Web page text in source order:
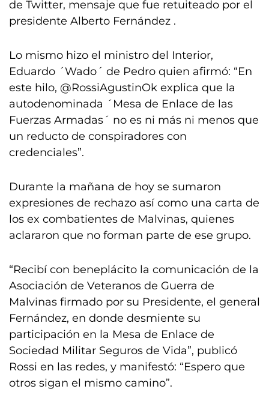
de Twitter, mensaje que fue retuiteado por el
presidente Alberto Fernández .
Lo mismo hizo el ministro del Interior,
Eduardo ´Wado´ de Pedro quien afirmó: “En
este hilo, @RossiAgustinOk explica que la
autodenominada ´Mesa de Enlace de las
Fuerzas Armadas´ no es ni más ni menos que
un reducto de conspiradores con
credenciales”.
Durante la mañana de hoy se sumaron
expresiones de rechazo así como una carta de
los ex combatientes de Malvinas, quienes
aclararon que no forman parte de ese grupo.
“Recibí con beneplácito la comunicación de la
Asociación de Veteranos de Guerra de
Malvinas firmado por su Presidente, el general
Fernández, en donde desmiente su
participación en la Mesa de Enlace de
Sociedad Militar Seguros de Vida”, publicó
Rossi en las redes, y manifestó: “Espero que
otros sigan el mismo camino”.